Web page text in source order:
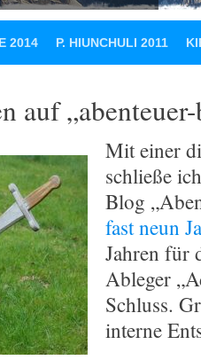
2014 P. HIUNCHULI 2011
auf
Mit einer
schließe
Blog
fast neun
Jahren für
Ableger
Schluss.
interne